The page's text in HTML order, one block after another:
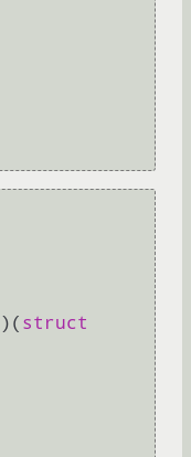
)( struct